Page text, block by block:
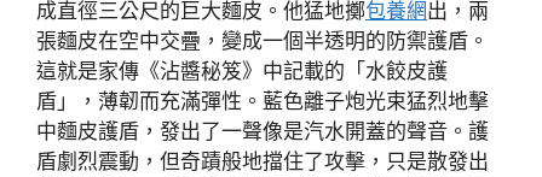
成直徑三公尺的巨大麵皮。他猛地擲包養網出，兩
張麵皮在空中交疊，變成一個半透明的防禦護盾。
這就是家傳《沾醬秘笈》中記載的「水餃皮護
盾」，薄韌而充滿彈性。藍色離子炮光束猛烈地擊
中麵皮護盾，發出了一聲像是汽水開蓋的聲音。護
盾劇烈震動，但奇蹟般地擋住了攻擊，只是散發出